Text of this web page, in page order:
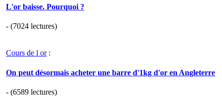
L'or baisse. Pourquoi ?
- (7024 lectures)
Cours de l or:
On peut désormais acheter une barre d'1kg d'or en Angleterre
- (6589 lectures)